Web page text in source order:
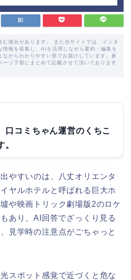
む場合があります。 また当サイトでは、インタ
情報を収集し、AIを活用しながら要約・編集を
ながらわかりやすい形でお届けしています。参
ージ下部にまとめて記載させて頂いております
口コミちゃん運営のくちこ
やすいのは、八丈オリエンタ
ヤルホテルと呼ばれる巨大ホ
や映画トリック劇場版2のロケ
あり、AI回答でざっくり見る
見学時の注意点がごちゃっと
スポット感覚で近づくと危な